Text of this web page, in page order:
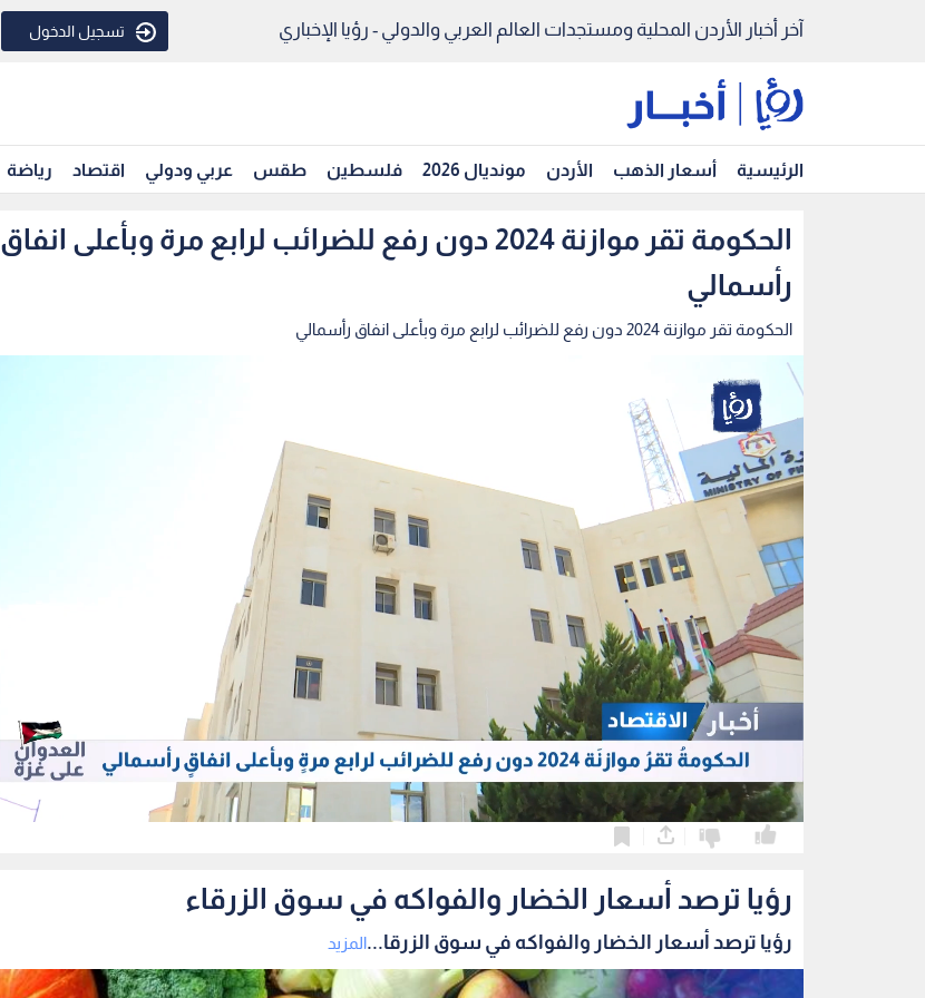
آخر أخبار الأردن المحلية ومستجدات العالم العربي والدولي - رؤيا الإخباري تسجيل الدخول
الرئيسية أسعار الذهب الأردن مونديال 2026 فلسطين طقس عربي ودولي اقتصاد رياضة
الحكومة تقر موازنة 2024 دون رفع للضرائب لرابع مرة وبأعلى انفاق
رأسمالي
الحكومة تقر موازنة 2024 دون رفع للضرائب لرابع مرة وبأعلى انفاق رأسمالي
رؤيا ترصد أسعار الخضار والفواكه في سوق الزرقاء
رؤيا ترصد أسعار الخضار والفواكه في سوق الزرقا...المزيد